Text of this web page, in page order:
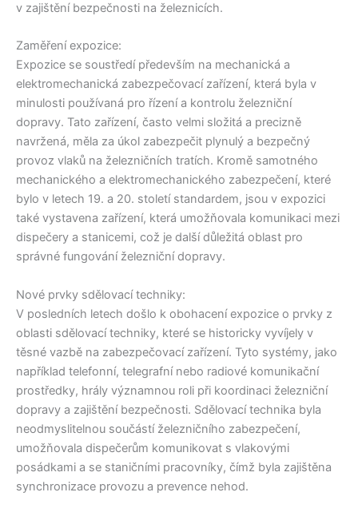
v zajištění bezpečnosti na železnicích.
Zaměření expozice:
Expozice se soustředí především na mechanická a
elektromechanická zabezpečovací zařízení, která byla v
minulosti používaná pro řízení a kontrolu železniční
dopravy. Tato zařízení, často velmi složitá a precizně
navržená, měla za úkol zabezpečit plynulý a bezpečný
provoz vlaků na železničních tratích. Kromě samotného
mechanického a elektromechanického zabezpečení, které
bylo v letech 19. a 20. století standardem, jsou v expozici
také vystavena zařízení, která umožňovala komunikaci mezi
dispečery a stanicemi, což je další důležitá oblast pro
správné fungování železniční dopravy.
Nové prvky sdělovací techniky:
V posledních letech došlo k obohacení expozice o prvky z
oblasti sdělovací techniky, které se historicky vyvíjely v
těsné vazbě na zabezpečovací zařízení. Tyto systémy, jako
například telefonní, telegrafní nebo radiové komunikační
prostředky, hrály významnou roli při koordinaci železniční
dopravy a zajištění bezpečnosti. Sdělovací technika byla
neodmyslitelnou součástí železničního zabezpečení,
umožňovala dispečerům komunikovat s vlakovými
posádkami a se staničními pracovníky, čímž byla zajištěna
synchronizace provozu a prevence nehod.